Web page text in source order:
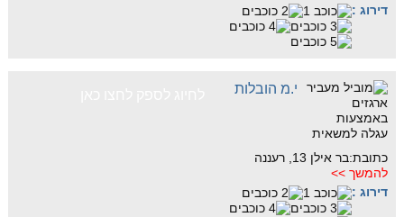
דירוג :
י.מ הובלות
כתובת:בר אילן 13, רעננה
להמשך >>
דירוג :